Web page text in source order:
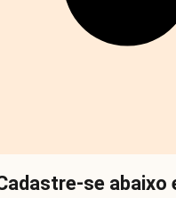
se abaixo